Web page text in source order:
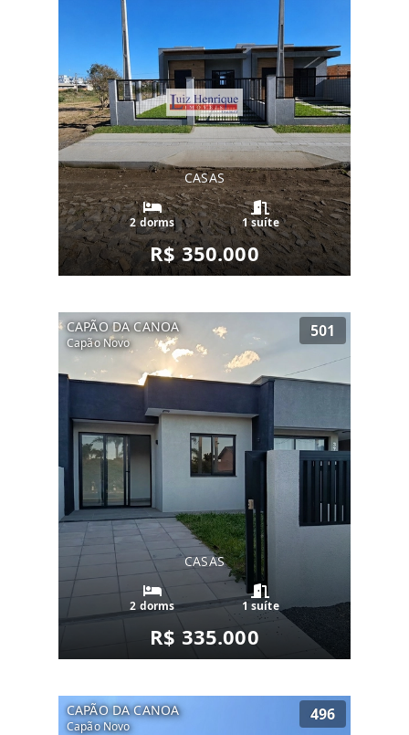
CASAS
2 dorms 1 suíte
R$ 350.000
CAPÃO DA CANOA
Capão Novo
501
CASAS
2 dorms 1 suíte
R$ 335.000
CAPÃO DA CANOA
Capão Novo
496